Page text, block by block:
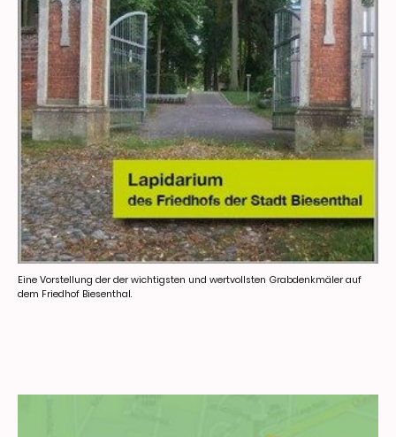
Eine Vorstellung der der wichtigsten und wertvollsten Grabdenkmäler auf
dem Friedhof Biesenthal.